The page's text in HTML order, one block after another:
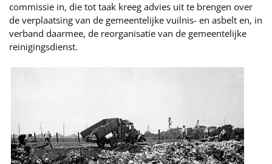
commissie in, die tot taak kreeg advies uit te brengen over
de verplaatsing van de gemeentelijke vuilnis- en asbelt en, in
verband daarmee, de reorganisatie van de gemeentelijke
reinigingsdienst.